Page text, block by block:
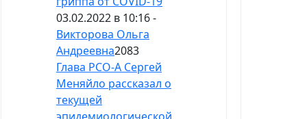
03.02.2022 в 10:16 -
Викторова Ольга
Андреевна2083
Глава РСО-А Сергей
Меняйло рассказал о
текущей